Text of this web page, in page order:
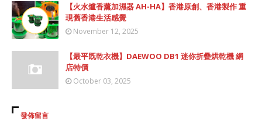
【火水爐香薰加濕器 AH-HA】香港原創、香港製作 重
現舊香港生活感覺
November 12, 2025
【最平既乾衣機】DAEWOO DB1 迷你折疊烘乾機 網
店特價
October 03, 2025
發佈留言